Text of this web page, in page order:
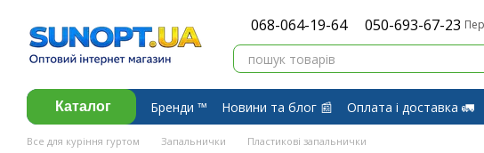
068-064-19-64 050-693-67-23
Каталог Бренди ™️ Новини та блог 📰 Оплата і доставка 🚛
Про компанію ⭐
Договір публічної оферти
Все для куріння гуртом Запальнички Пластикові запальнички